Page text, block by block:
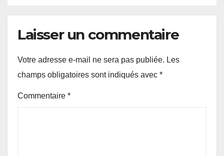
Laisser un commentaire
Votre adresse e-mail ne sera pas publiée. Les
champs obligatoires sont indiqués avec *
Commentaire *